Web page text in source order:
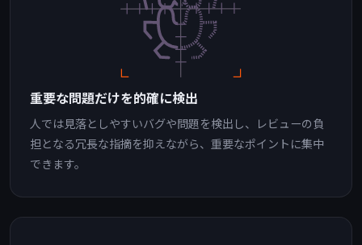
重要な問題だけを的確に検出
人では見落としやすいバグや問題を検出し、レビューの負
担となる冗長な指摘を抑えながら、重要なポイントに集中
できます。